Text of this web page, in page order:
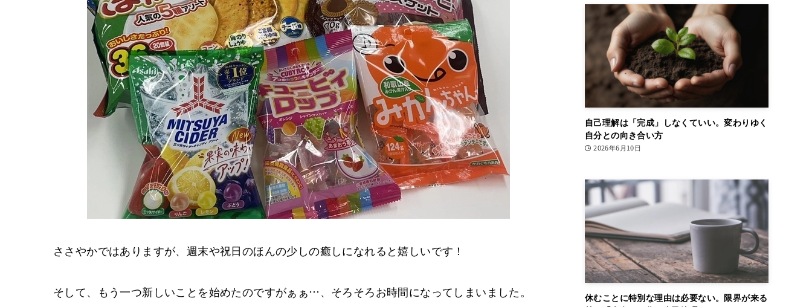
ささやかではありますが、週末や祝日のほんの少しの癒しになれると嬉しいです！
そして、もう一つ新しいことを始めたのですがぁぁ…、そろそろお時間になってしまいました。
自己理解は「完成」しなくていい。変わりゆく
自分との向き合い方
2026年6月10日
休むことに特別な理由は必要ない。限界が来る